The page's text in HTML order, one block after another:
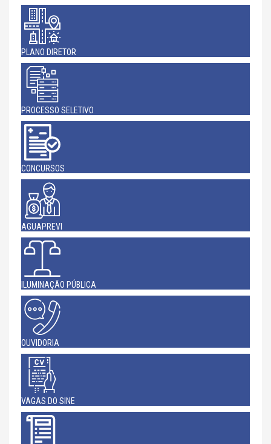
PLANO DIRETOR
PROCESSO SELETIVO
CONCURSOS
AGUAPREVI
ILUMINAÇÃO PÚBLICA
OUVIDORIA
VAGAS DO SINE